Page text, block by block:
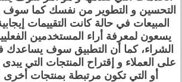
التحسين و التطوير من نفسك كما سوف
المبيعات في حالة كانت التقييمات
يسعون لمعرفة أراء المستخدمين
الشراء، كما أن التطبيق سوف
على العملاء و إقتراح المنتجات التي
أو التي تكون مرتبطة بمنتجات أخرى